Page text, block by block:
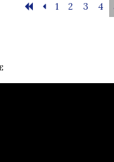
1 2 3 4